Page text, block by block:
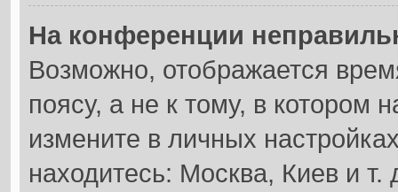
На конференции
Возможно, отображается
поясу, а не к тому, в котором
измените в личных
находитесь: Москва, Киев и т.